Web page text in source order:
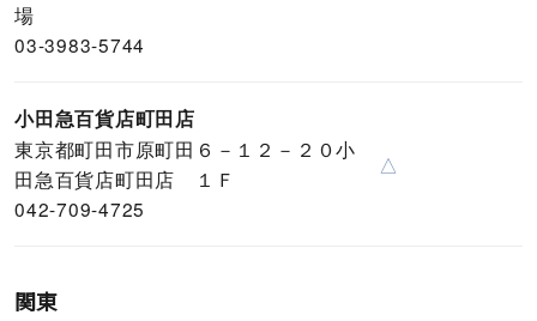
場
03-3983-5744
小田急百貨店町田店
東京都町田市原町田６－１２－２０小
田急百貨店町田店 １Ｆ
042-709-4725
△
関東